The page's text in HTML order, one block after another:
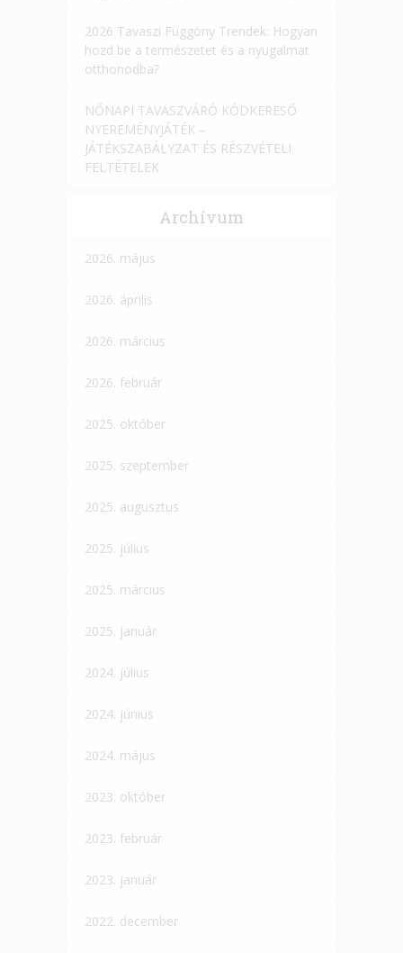
2026 Tavaszi Függöny Trendek: Hogyan
hozd be a természetet és a nyugalmat
otthonodba?
NŐNAPI TAVASZVÁRÓ KÓDKERESŐ
NYEREMÉNYJÁTÉK –
JÁTÉKSZABÁLYZAT ÉS RÉSZVÉTELI
FELTÉTELEK
Archívum
2026. május
2026. április
2026. március
2026. február
2025. október
2025. szeptember
2025. augusztus
2025. július
2025. március
2025. január
2024. július
2024. június
2024. május
2023. október
2023. február
2023. január
2022. december